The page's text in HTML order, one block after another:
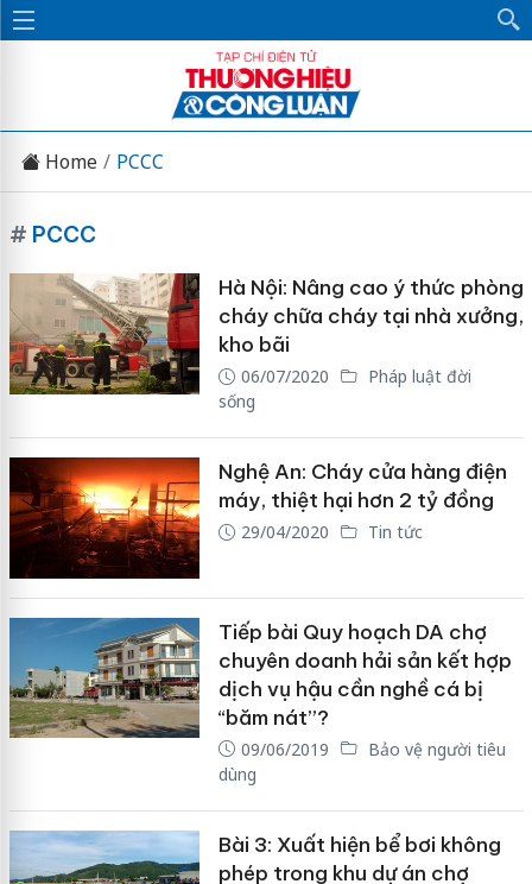
Home PCCC
# PCCC
Hà Nội: Nâng cao ý thức phòng
cháy chữa cháy tại nhà xưởng,
kho bãi
06/07/2020
Pháp luật đời
sống
Nghệ An: Cháy cửa hàng điện
máy, thiệt hại hơn 2 tỷ đồng
29/04/2020 Tin tức
Tiếp bài Quy hoạch DA chợ
chuyên doanh hải sản kết hợp
dịch vụ hậu cần nghề cá bị
“băm nát”?
09/06/2019
Bảo vệ người tiêu
dùng
Bài 3: Xuất hiện bể bơi không
phép trong khu dự án chợ